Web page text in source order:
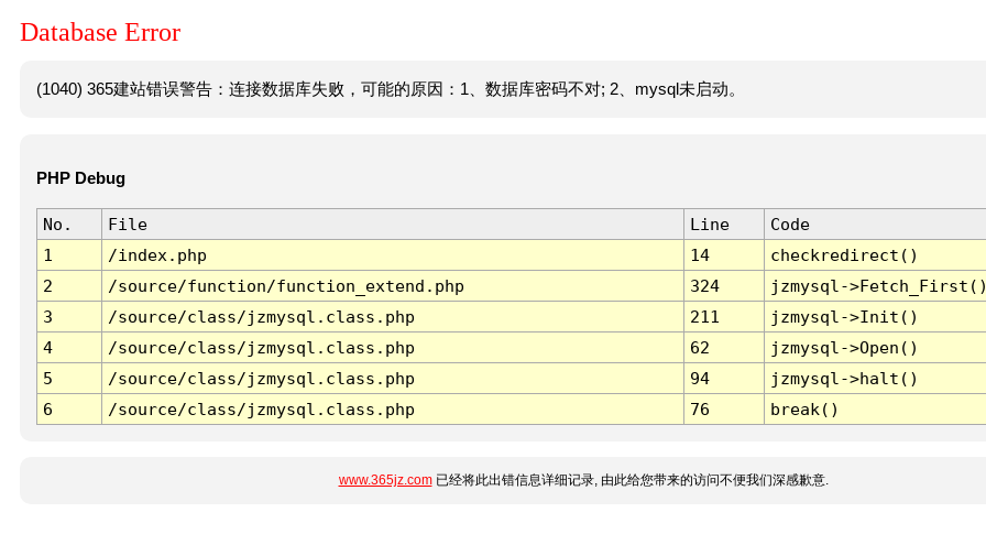
Database Error
(1040) 365建站错误警告：连接数据库失败，可能的原因：1、数据库密码不对; 2、mysql未启动。
PHP Debug
No. File Line
Code
1
/index.php 14
checkredirect()
2
/source/function/function_extend.php 324
jzmysql-
3
/source/class/jzmysql.class.php 211
jzmysql->Init()
4
/source/class/jzmysql.class.php 62
jzmysql->Open()
5
/source/class/jzmysql.class.php 94
jzmysql->halt()
6
/source/class/jzmysql.class.php 76 break()
www.365jz.com已经将此出错信息详细记录, 由此给您带来的访问不便我们深感歉意.